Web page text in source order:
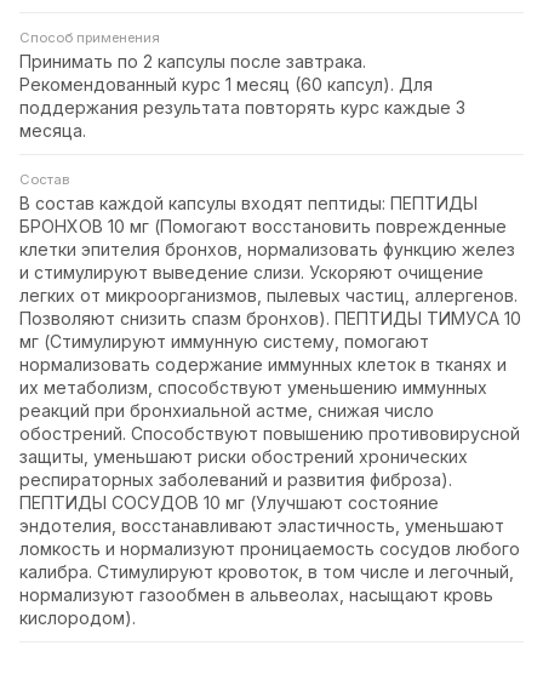
Способ применения
Принимать по 2 капсулы после завтрака.
Рекомендованный курс 1 месяц (60 капсул). Для
поддержания результата повторять курс каждые 3
месяца.
Состав
В состав каждой капсулы входят пептиды: ПЕПТИДЫ
БРОНХОВ 10 мг (Помогают восстановить поврежденные
клетки эпителия бронхов, нормализовать функцию желез
и стимулируют выведение слизи. Ускоряют очищение
легких от микроорганизмов, пылевых частиц, аллергенов.
Позволяют снизить спазм бронхов). ПЕПТИДЫ ТИМУСА 10
мг (Стимулируют иммунную систему, помогают
нормализовать содержание иммунных клеток в тканях и
их метаболизм, способствуют уменьшению иммунных
реакций при бронхиальной астме, снижая число
обострений. Способствуют повышению противовирусной
защиты, уменьшают риски обострений хронических
респираторных заболеваний и развития фиброза).
ПЕПТИДЫ СОСУДОВ 10 мг (Улучшают состояние
эндотелия, восстанавливают эластичность, уменьшают
ломкость и нормализуют проницаемость сосудов любого
калибра. Стимулируют кровоток, в том числе и легочный,
нормализуют газообмен в альвеолах, насыщают кровь
кислородом).